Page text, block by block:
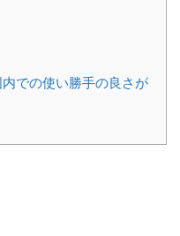
での使い勝手の良さが